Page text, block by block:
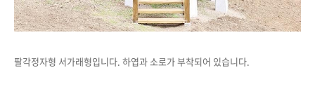
팔각정자형 서가래형입니다. 하엽과 소로가 부착되어 있습니다.